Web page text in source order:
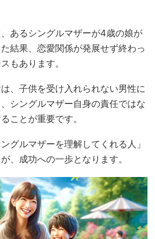
あるシングルマザーが4歳の娘が
結果、恋愛関係が発展せず終わっ
もあります​。
、子供を受け入れられない男性に
シングルマザー自身の責任ではな
ことが重要です。
グルマザーを理解してくれる人」
、成功への一歩となります。